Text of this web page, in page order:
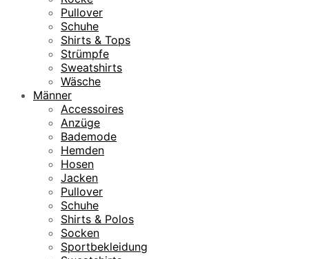
Pullover
Schuhe
Shirts & Tops
Strümpfe
Sweatshirts
Wäsche
Männer
Accessoires
Anzüge
Bademode
Hemden
Hosen
Jacken
Pullover
Schuhe
Shirts & Polos
Socken
Sportbekleidung